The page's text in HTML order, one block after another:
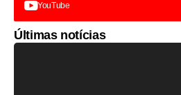
YouTube
Últimas notícias